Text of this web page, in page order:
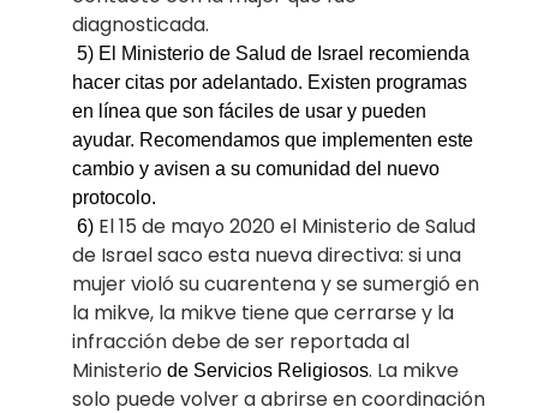
diagnosticada.
5) El Ministerio de Salud de Israel recomienda
hacer citas por adelantado. Existen programas
en l ínea que son fáciles de usar y pueden
ayudar. Recomendamos que implementen este
cambio y avisen a su comunidad del nuevo
protocolo.
6) El 15 de mayo 2020 el Ministerio de Salud
de Israel saco esta nueva directiva: si una
mujer violó su cuarentena y se sumergió en
la mikve, la mikve tiene que cerrarse y la
infracción debe de ser reportada al
Ministerio de Servicios Religiosos. La mikve
solo puede volver a abrirse en coordinación